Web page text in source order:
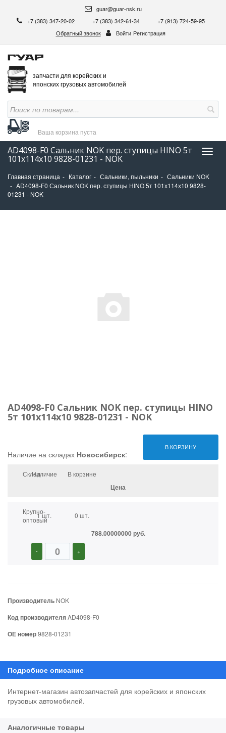
guar@guar-nsk.ru
+7 (383) 347-20-02
+7 (383) 342-61-34
+7 (913) 724-59-95
Обратный звонок
Войти Регистрация
запчасти для корейских и
японских грузовых автомобилей
Ваша корзина пуста
AD4098-F0 Сальник NOK пер. ступицы HINO 5т
101х114х10 9828-01231 - NOK
Главная страница Каталог Сальники, пыльники
Сальники NOK
AD4098-F0 Сальник NOK пер. ступицы HINO 5т 101х114х10 9828-
01231 - NOK
AD4098-F0 Сальник NOK пер. ступицы HINO
5т 101х114х10 9828-01231 - NOK
В КОРЗИНУ
Наличие на складах Новосибирск:
СкладНаличие В корзине
Цена
Крупно-
оптовый
1 шт. 0 шт.
788.00000000 руб.
- +
Производитель NOK
Код производителяAD4098-F0
ОЕ номер9828-01231
Интернет-магазин автозапчастей для корейских и японских
грузовых автомобилей.